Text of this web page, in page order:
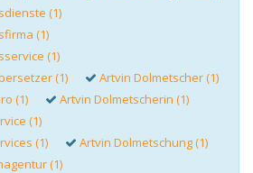
(1)
(1)
(1)
(1)
Artvin Dolmetscher (1)
(1)
Artvin Dolmetscherin (1)
(1)
(1)
Artvin Dolmetschung (1)
(1)